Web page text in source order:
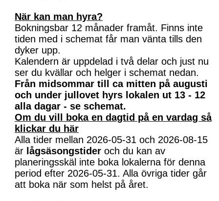
När kan man hyra?
Bokningsbar 12 månader framåt. Finns inte
tiden med i schemat får man vänta tills den
dyker upp.
Kalendern är uppdelad i två delar och just nu
ser du kvällar och helger i schemat nedan.
Från midsommar till ca mitten på augusti
och under jullovet hyrs lokalen ut 13 - 12
alla dagar - se schemat.
Om du vill boka en dagtid på en vardag så
klickar du här
Alla tider mellan 2026-05-31 och 2026-08-15
är lågsäsongstider och du kan av
planeringsskäl inte boka lokalerna för denna
period efter 2026-05-31. Alla övriga tider går
att boka när som helst på året.